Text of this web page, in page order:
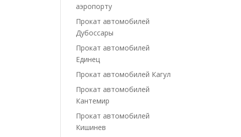
аэропорту
Прокат автомобилей
Дубоссары
Прокат автомобилей
Единец
Прокат автомобилей Кагул
Прокат автомобилей
Кантемир
Прокат автомобилей
Кишинев